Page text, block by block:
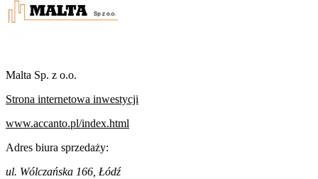
Malta Sp. z o.o.
Strona internetowa inwestycji
www.accanto.pl/index.html
Adres biura sprzedaży:
ul. Wólczańska 166, Łódź